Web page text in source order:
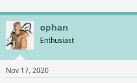
ophan
Enthusiast
Nov 17, 2020